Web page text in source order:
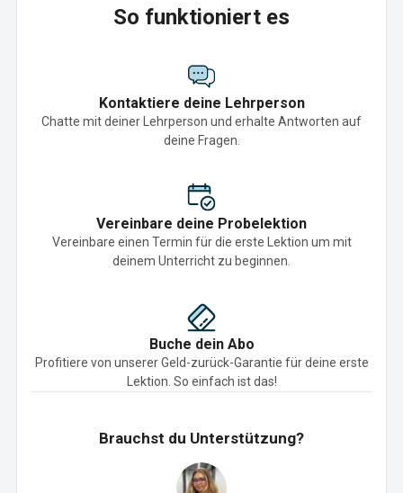
So funktioniert es
Kontaktiere deine Lehrperson
Chatte mit deiner Lehrperson und erhalte Antworten auf
deine Fragen.
Vereinbare deine Probelektion
Vereinbare einen Termin für die erste Lektion um mit
deinem Unterricht zu beginnen.
Buche dein Abo
Profitiere von unserer Geld-zurück-Garantie für deine erste
Lektion. So einfach ist das!
Brauchst du Unterstützung?